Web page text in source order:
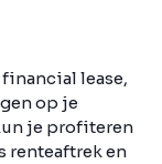
lease,
op je
je profiteren
renteaftrek en